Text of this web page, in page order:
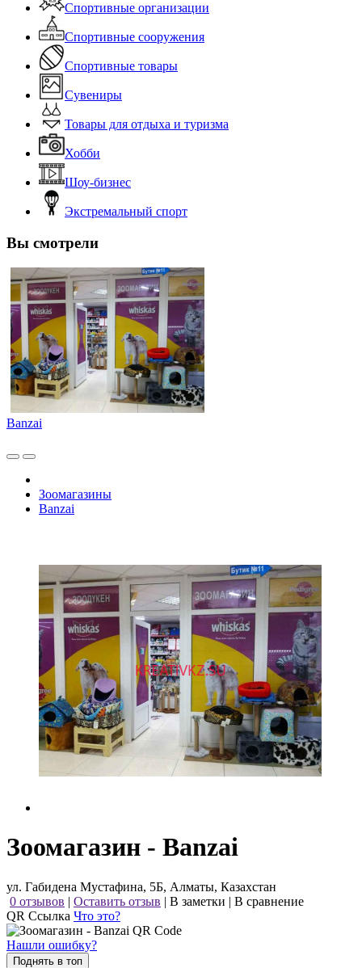
Спортивные организации
Спортивные сооружения
Спортивные товары
Сувениры
Товары для отдыха и туризма
Хобби
Шоу-бизнес
Экстремальный спорт
Вы смотрели
Banzai
Зоомагазины
Banzai
Зоомагазин - Banzai
ул. Габидена Мустафина, 5Б, Алматы, Казахстан
0 отзывов | Оставить отзыв | В заметки | В сравнение
QR Ссылка Что это?
Нашли ошибку?
Поднять в топ